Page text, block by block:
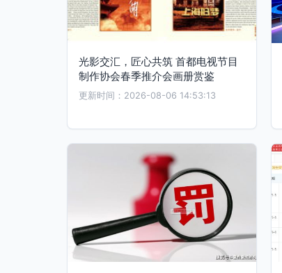
光影交汇，匠心共筑 首都电视节目
制作协会春季推介会画册赏鉴
更新时间：2026-08-06 14:53:13